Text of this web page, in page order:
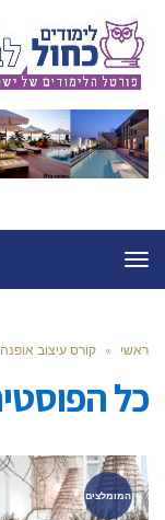
תפריט
ראשי » קורס עיצוב אופנה
כל
המומלצים